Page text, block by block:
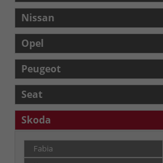
Nissan
Opel
Peugeot
Seat
Skoda
Fabia